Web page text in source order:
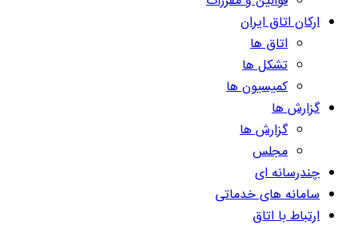
ارکان اتاق ایران
اتاق ها
تشکل ها
کمیسیون ها
گزارش ها
گزارش ها
مجلس
چندرسانه ای
سامانه های خدماتی
ارتباط با اتاق